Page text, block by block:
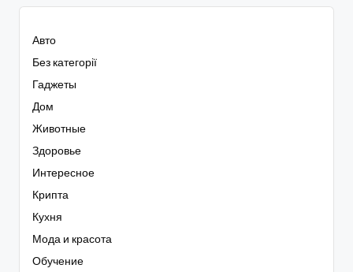
Авто
Без категорії
Гаджеты
Дом
Животные
Здоровье
Интересное
Крипта
Кухня
Мода и красота
Обучение